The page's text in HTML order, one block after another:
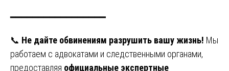
━━━━━━━━━━━━━━━━━
📞 Не дайте обвинениям разрушить вашу жизнь! Мы
работаем с адвокатами и следственными органами,
предоставляя официальные экспертные